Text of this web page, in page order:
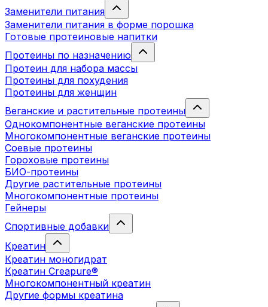
Заменители питания
Заменители питания в форме порошка
Готовые протеиновые напитки
Протеины по назначению
Протеин для набора массы
Протеины для похудения
Протеины для женщин
Веганские и растительные протеины
Однокомпонентные веганские протеины
Многокомпонентные веганские протеины
Соевые протеины
Гороховые протеины
БИО-протеины
Другие растительные протеины
Многокомпонентные протеины
Гейнеры
Спортивные добавки
Креатин
Креатин моногидрат
Креатин Creapure®
Многокомпонентный креатин
Другие формы креатина